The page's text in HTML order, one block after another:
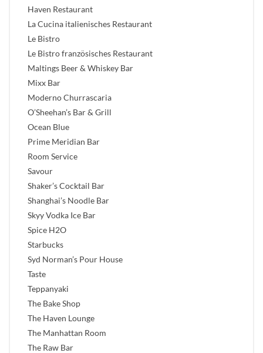
Haven Restaurant
La Cucina italienisches Restaurant
Le Bistro
Le Bistro französisches Restaurant
Maltings Beer & Whiskey Bar
Mixx Bar
Moderno Churrascaria
O’Sheehan’s Bar & Grill
Ocean Blue
Prime Meridian Bar
Room Service
Savour
Shaker’s Cocktail Bar
Shanghai’s Noodle Bar
Skyy Vodka Ice Bar
Spice H2O
Starbucks
Syd Norman’s Pour House
Taste
Teppanyaki
The Bake Shop
The Haven Lounge
The Manhattan Room
The Raw Bar